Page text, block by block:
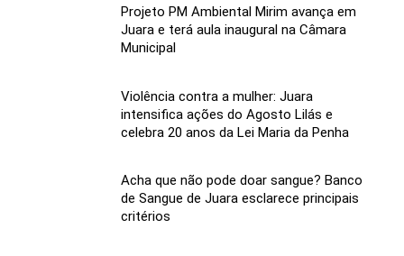
Projeto PM Ambiental Mirim avança em
Juara e terá aula inaugural na Câmara
Municipal
Violência contra a mulher: Juara
intensifica ações do Agosto Lilás e
celebra 20 anos da Lei Maria da Penha
Acha que não pode doar sangue? Banco
de Sangue de Juara esclarece principais
critérios